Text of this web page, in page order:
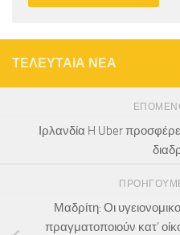
ΤΕΛΕΥΤΑΙΑ ΝΕΑ
Ιρλανδία H Uber
Μαδρίτη: Οι
πραγματοποιούν κατ’